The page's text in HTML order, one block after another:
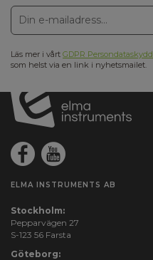
Läs mer i vårt GDPR Persondataskydd
som helst via en link i nyhetsmailet.
ELMA INSTRUMENTS AB
Stockholm:
Pepparvägen 27
S-123 56 Farsta
Göteborg: